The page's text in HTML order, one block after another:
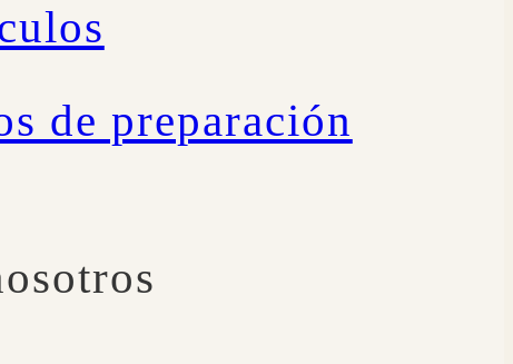
de preparación